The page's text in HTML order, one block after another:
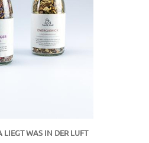
WAS IN DER LUFT